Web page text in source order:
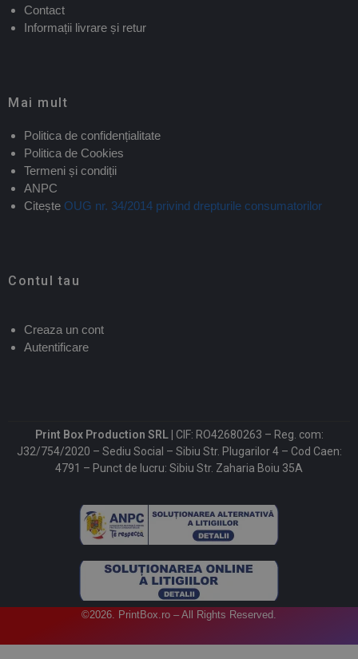
Contact
Informații livrare și retur
Mai mult
Politica de confidențialitate
Politica de Cookies
Termeni și condiții
ANPC
Citește OUG nr. 34/2014 privind drepturile consumatorilor
Contul tau
Creaza un cont
Autentificare
Print Box Production SRL | CIF: RO42680263 – Reg. com:
J32/754/2020 – Sediu Social – Sibiu Str. Plugarilor 4 – Cod Caen:
4791 – Punct de lucru: Sibiu Str. Zaharia Boiu 35A
©2026. PrintBox.ro – All Rights Reserved.